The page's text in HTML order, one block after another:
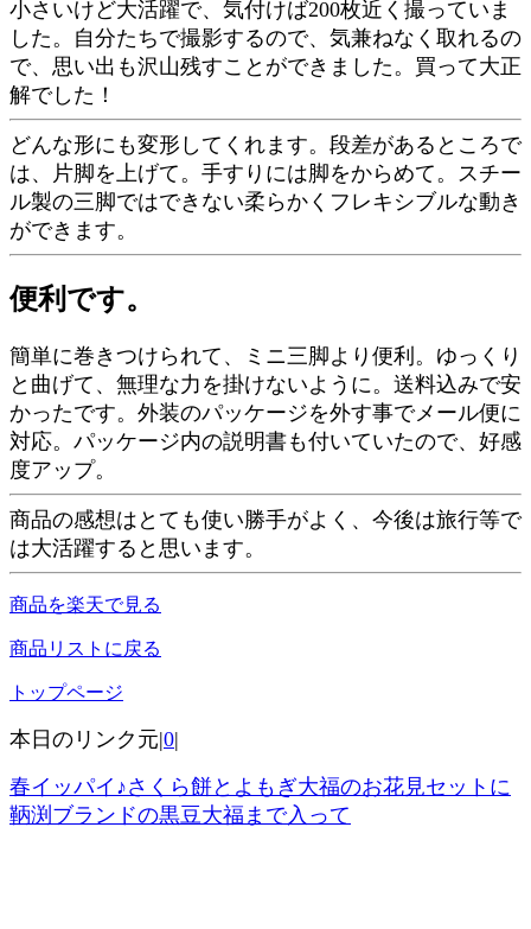
小さいけど大活躍で、気付けば200枚近く撮っていま
した。自分たちで撮影するので、気兼ねなく取れるの
で、思い出も沢山残すことができました。買って大正
解でした！
どんな形にも変形してくれます。段差があるところで
は、片脚を上げて。手すりには脚をからめて。スチー
ル製の三脚ではできない柔らかくフレキシブルな動き
ができます。
便利です。
簡単に巻きつけられて、ミニ三脚より便利。ゆっくり
と曲げて、無理な力を掛けないように。送料込みで安
かったです。外装のパッケージを外す事でメール便に
対応。パッケージ内の説明書も付いていたので、好感
度アップ。
商品の感想はとても使い勝手がよく、今後は旅行等で
は大活躍すると思います。
商品を楽天で見る
商品リストに戻る
トップページ
本日のリンク元|0|
春イッパイ♪さくら餅とよもぎ大福のお花見セットに
鞆渕ブランドの黒豆大福まで入って